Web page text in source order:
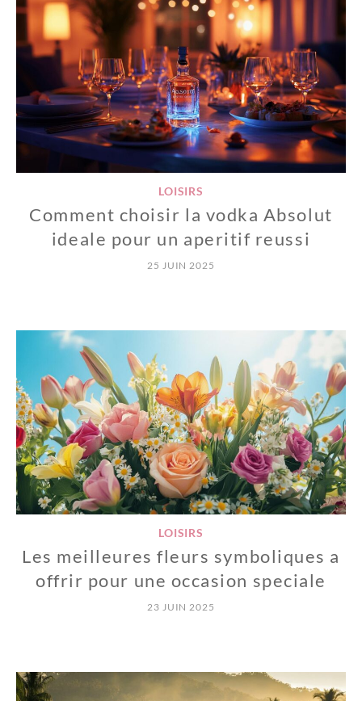
LOISIRS
Comment choisir la vodka Absolut
ideale pour un aperitif reussi
25 JUIN 2025
LOISIRS
Les meilleures fleurs symboliques a
offrir pour une occasion speciale
23 JUIN 2025